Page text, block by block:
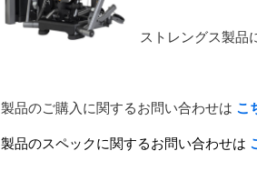
ストレングス製品
製品のご購入に関するお問い合わせは こ
製品のスペックに関するお問い合わせは